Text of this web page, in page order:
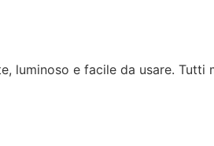
luminoso e facile da usare. Tutti